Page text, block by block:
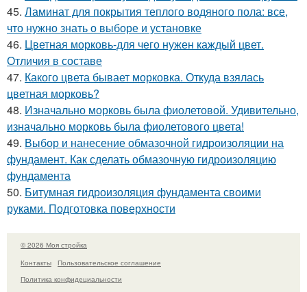
45. Ламинат для покрытия теплого водяного пола: все,
что нужно знать о выборе и установке
46. Цветная морковь-для чего нужен каждый цвет.
Отличия в составе
47. Какого цвета бывает морковка. Откуда взялась
цветная морковь?
48. Изначально морковь была фиолетовой. Удивительно,
изначально морковь была фиолетового цвета!
49. Выбор и нанесение обмазочной гидроизоляции на
фундамент. Как сделать обмазочную гидроизоляцию
фундамента
50. Битумная гидроизоляция фундамента своими
руками. Подготовка поверхности
© 2026 Моя стройка
Контакты
Пользовательское соглашение
Политика конфидециальности